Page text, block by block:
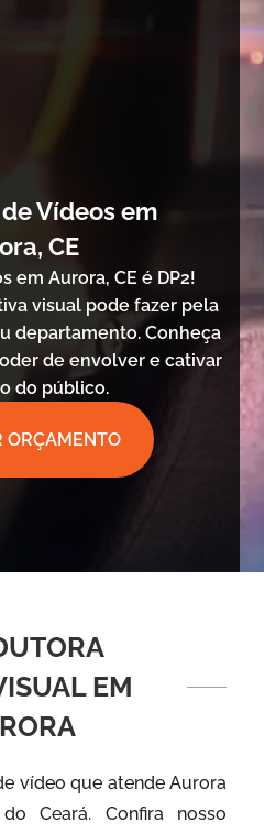
Vídeos em
CE
em Aurora, CE é DP2!
visual pode fazer pela
departamento. Conheça
de envolver e cativar
do público.
ORÇAMENTO
EM
vídeo que atende Aurora
Ceará. Confira nosso